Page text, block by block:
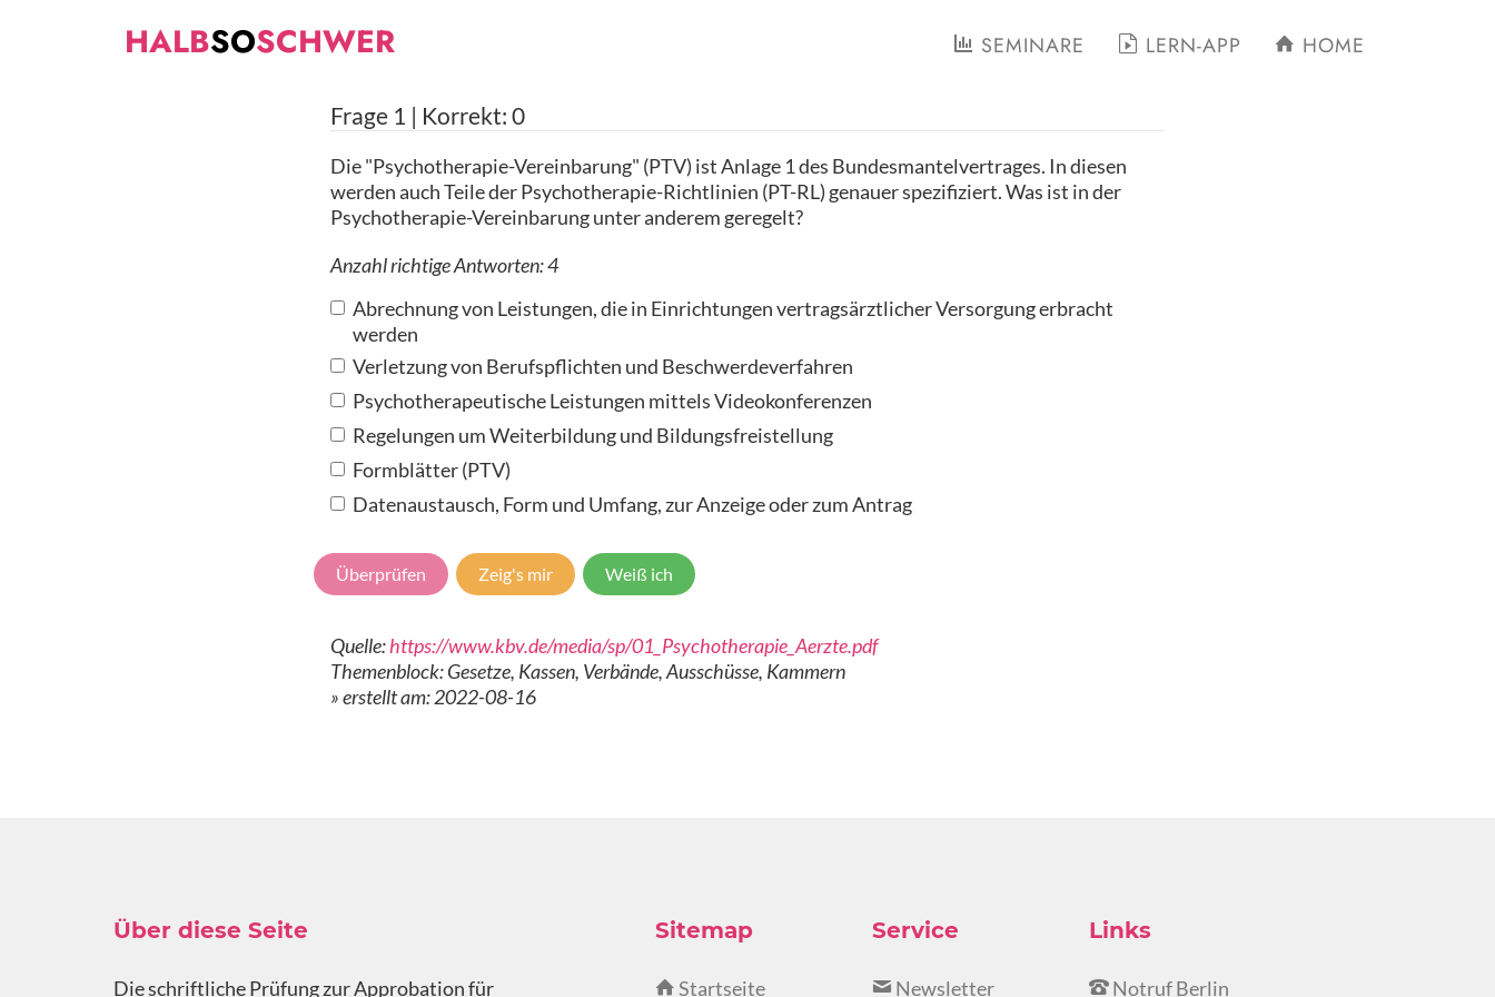
HALBSOSCHWER SEMINARE LERN-APP HOME
Frage 1 | Korrekt: 0
Die "Psychotherapie-Vereinbarung" (PTV) ist Anlage 1 des Bundesmantelvertrages. In diesen
werden auch Teile der Psy­cho­therapie-Richtlinien (PT-RL) genauer spezifiziert. Was ist in der
Psychotherapie-Vereinbarung unter anderem geregelt?
Anzahl richtige Antworten:4
Abrechnung von Leistungen, die in Einrichtungen vertragsärztlicher Versorgung erbracht
werden
Verletzung von Berufspflichten und Beschwerdeverfahren
Psychotherapeutische Leistungen mittels Videokonferenzen
Regelungen um Weiterbildung und Bildungsfreistellung
Formblätter (PTV)
Datenaustausch, Form und Umfang, zur Anzeige oder zum Antrag
Überprüfen Zeig's mir Weiß ich
Quelle:https://www.kbv.de/media/sp/01_Psychotherapie_Aerzte.pdf
Themenblock: Gesetze, Kassen, Verbände, Ausschüsse, Kammern
» erstellt am: 2022-08-16
Über diese Seite
Die schriftliche Prüfung zur Approbation für
Sitemap
Startseite
Service
Newsletter
Links
Notruf Berlin